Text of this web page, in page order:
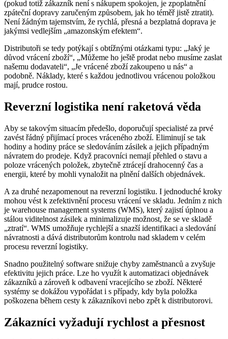
(pokud totiž zákazník není s nákupem spokojen, je zpoplatnění
zpáteční dopravy zaručeným způsobem, jak ho téměř jistě ztratit).
Není žádným tajemstvím, že rychlá, přesná a bezplatná doprava je
jakýmsi vedlejším „amazonským efektem“.
Distributoři se tedy potýkají s obtížnými otázkami typu: „Jaký je
důvod vrácení zboží“, „Můžeme ho ještě prodat nebo musíme zaslat
našemu dodavateli“, „Je vrácené zboží zakoupeno u nás“ a
podobně. Náklady, které s každou jednotlivou vrácenou položkou
mají, prudce rostou.
Reverzní logistika není raketová věda
Aby se takovým situacím předešlo, doporučují specialisté za prvé
zavést řádný přijímací proces vráceného zboží. Eliminují se tak
hodiny a hodiny práce se sledováním zásilek a jejich případným
návratem do prodeje. Když pracovníci nemají přehled o stavu a
poloze vrácených položek, zbytečně ztrácejí drahocenný čas a
energii, které by mohli vynaložit na plnění dalších objednávek.
A za druhé nezapomenout na reverzní logistiku. I jednoduché kroky
mohou vést k zefektivnění procesu vrácení ve skladu. Jedním z nich
je warehouse management systems (WMS), který zajistí úplnou a
stálou viditelnost zásilek a minimalizuje možnost, že se ve skladě
„ztratí“. WMS umožňuje rychlejší a snazší identifikaci a sledování
návratnosti a dává distributorům kontrolu nad skladem v celém
procesu reverzní logistiky.
Snadno použitelný software snižuje chyby zaměstnanců a zvyšuje
efektivitu jejich práce. Lze ho využít k automatizaci objednávek
zákazníků a zároveň k odbavení vracejícího se zboží. Některé
systémy se dokážou vypořádat i s případy, kdy byla položka
poškozena během cesty k zákazníkovi nebo zpět k distributorovi.
Zákazníci vyžadují rychlost a přesnost